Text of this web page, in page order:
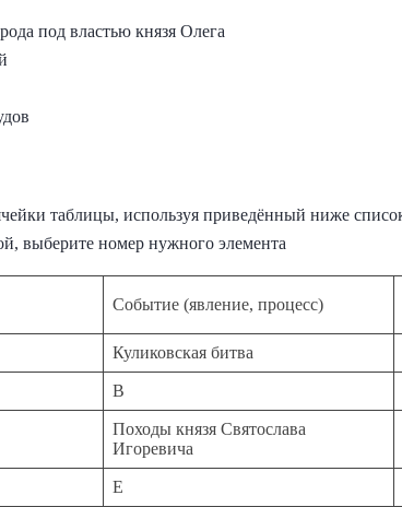
под властью князя Олега
таблицы, используя приведённый ниже
выберите номер нужного элемента
Событие (явление, процесс)
Куликовская битва
В
Походы князя Святослава
Игоревича
Е